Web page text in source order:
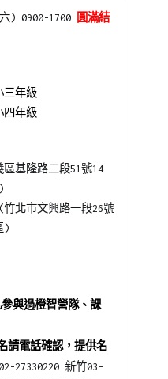
) 0900-1700 圓滿結
三年級
四年級
基隆路二段51號14
北市文興路一段26號
)
與過橙智營隊、課
請電話確認，提供名
27330220 新竹03-